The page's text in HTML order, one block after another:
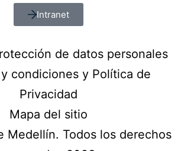
Intranet
de datos personales
condiciones y Política de
Privacidad
Mapa del sitio
Medellín. Todos los derechos